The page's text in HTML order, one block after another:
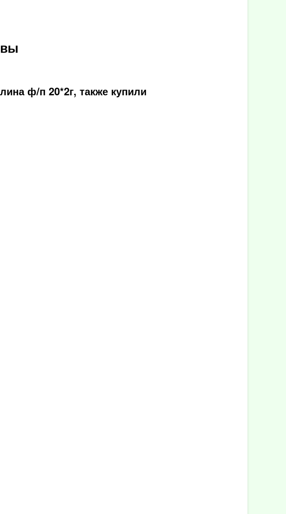
ф/п 20*2г, также купили